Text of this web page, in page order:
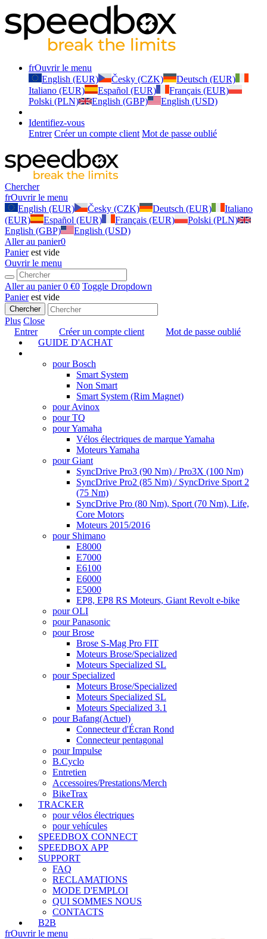
frOuvrir le menu
English (EUR)
Česky (CZK)
Deutsch (EUR)
Italiano (EUR)
Español (EUR)
Français (EUR)
Polski (PLN)
English (GBP) English (USD)
Identifiez-vous
Entrer Créer un compte client Mot de passe oublié
Chercher
frOuvrir le menu
English (EUR)
Česky (CZK) Deutsch (EUR)
Italiano
(EUR)
Español (EUR) Français (EUR)
Polski (PLN)
English (GBP)
English (USD)
Aller au panier0
Panierest vide
Ouvrir le menu
Aller au panier0 €0 Toggle Dropdown
Panierest vide
Chercher
Plus Close
Entrer
Créer un compte client
Mot de passe oublié
GUIDE D'ACHAT
pour Bosch
Smart System
Non Smart
Smart System (Rim Magnet)
pour Avinox
pour TQ
pour Yamaha
Vélos électriques de marque Yamaha
Moteurs Yamaha
pour Giant
SyncDrive Pro3 (90 Nm) / Pro3X (100 Nm)
SyncDrive Pro2 (85 Nm) / SyncDrive Sport 2
(75 Nm)
SyncDrive Pro (80 Nm), Sport (70 Nm), Life,
Core Motors
Moteurs 2015/2016
pour Shimano
E8000
E7000
E6100
E6000
E5000
EP8, EP8 RS Moteurs, Giant Revolt e-bike
pour OLI
pour Panasonic
pour Brose
Brose S-Mag Pro FIT
Moteurs Brose/Specialized
Moteurs Specialized SL
pour Specialized
Moteurs Brose/Specialized
Moteurs Specialized SL
Moteurs Specialized 3.1
pour Bafang(Actuel)
Connecteur d'Écran Rond
Connecteur pentagonal
pour Impulse
B.Cyclo
Entretien
Accessoires/Prestations/Merch
BikeTrax
TRACKER
pour vélos électriques
pour vehícules
SPEEDBOX CONNECT
SPEEDBOX APP
SUPPORT
FAQ
RECLAMATIONS
MODE D'EMPLOI
QUI SOMMES NOUS
CONTACTS
B2B
frOuvrir le menu